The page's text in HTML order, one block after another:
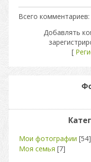
Всего комментариев:
Добавлять
[
Мои фотографии [54]
Моя семья [7]